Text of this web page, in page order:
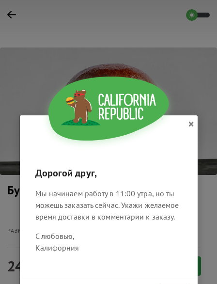
×
Дорогой друг,
Мы начинаем работу в 11:00 утра, но ты
можешь заказать сейчас. Укажи желаемое
время доставки в комментарии к заказу.
С любовью,
Калифорния
Бургер 1000 Островів
РАЗМЕР ПОРЦИИ
240